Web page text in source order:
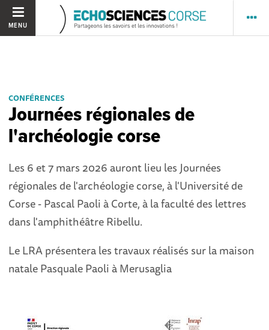
MENU
CONFÉRENCES
Journées régionales de
l'archéologie corse
Les 6 et 7 mars 2026 auront lieu les Journées
régionales de l'archéologie corse, à l'Université de
Corse - Pascal Paoli à Corte, à la faculté des lettres
dans l'amphithéâtre Ribellu.
Le LRA présentera les travaux réalisés sur la maison
natale Pasquale Paoli à Merusaglia